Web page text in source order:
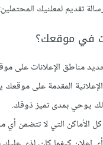
في موقعك؟
مناطق الإعلانات على
المقدمة على موقعك
يوحي بمدى تميز ذوقك.
الأماكن التي لا تتضمن أي